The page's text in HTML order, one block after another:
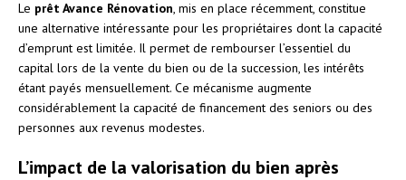
Le prêt Avance Rénovation , mis en place récemment, constitue
une alternative intéressante pour les propriétaires dont la capacité
d’emprunt est limitée. Il permet de rembourser l’essentiel du
capital lors de la vente du bien ou de la succession, les intérêts
étant payés mensuellement. Ce mécanisme augmente
considérablement la capacité de financement des seniors ou des
personnes aux revenus modestes.
L’impact de la valorisation du bien après